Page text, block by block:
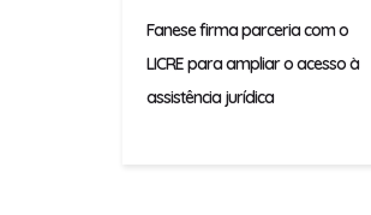
Fanese firma parceria com o
LICRE para ampliar o acesso à
assistência jurídica